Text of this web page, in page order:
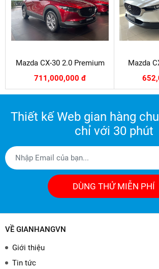
Mazda CX-30 2.0 Premium
711,000,000 đ
Mazda
Thiết kế Web gian hàng
chỉ với 30 phút
DÙNG THỬ MIỄN PHÍ
VỀ GIANHANGVN
Giới thiệu
Tin tức